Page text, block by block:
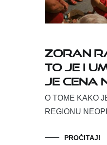
Zoran
to je i
je cena
O TOME KAKO
REGIONU
PROČITAJ!